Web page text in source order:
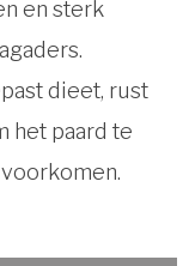
en sterk
dieet, rust
het paard te